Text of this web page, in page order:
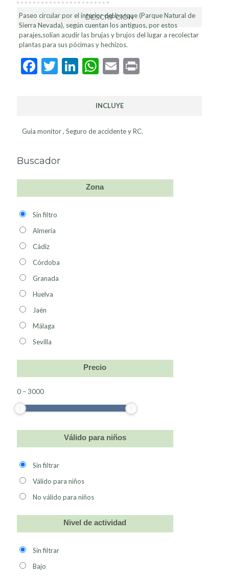
DESCRIPCIÓN
Paseo circular por el interior del bosque (Parque Natural de
Sierra Nevada), según cuentan los antiguos, por estos
parajes,solían acudir las brujas y brujos del lugar a recolectar
plantas para sus pócimas y hechizos.
Facebook
Twitter
LinkedIn
WhatsApp
EmailPrint
INCLUYE
Guia monitor , Seguro de accidente y RC.
Buscador
Zona
Sin filtro
Almería
Cádiz
Córdoba
Granada
Huelva
Jaén
Málaga
Sevilla
Precio
0 – 3000
Válido para niños
Sin filtrar
Válido para niños
No válido para niños
Nivel de actividad
Sin filtrar
Bajo